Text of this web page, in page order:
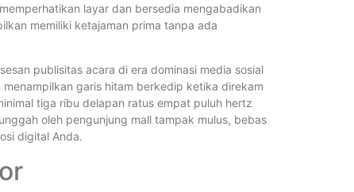
layar dan bersedia mengabadikan
memiliki ketajaman prima tanpa ada
publisitas acara di era dominasi media sosial
garis hitam berkedip ketika direkam
tiga ribu delapan ratus empat puluh hertz
oleh pengunjung mall tampak mulus, bebas
digital Anda.